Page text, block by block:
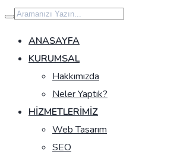
İçeriğe
geç
ANASAYFA
KURUMSAL
Hakkımızda
Neler Yaptık?
HIZMETLERIMIZ
Web Tasarım
SEO